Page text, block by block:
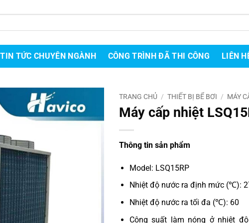
TIN TỨC CHUYÊN NGÀNH CÔNG TRÌNH ĐÃ THI CÔNG LIÊN
TRANG CHỦ / THIẾT BỊ BỂ BƠI / MÁY
Máy cấp nhiệt
Thông tin sản phẩm
Model: LSQ15RP
Nhiệt độ nước ra định mức (℃):
Nhiệt độ nước ra tối đa (℃): 60
Công suất làm nóng ở nhiệt